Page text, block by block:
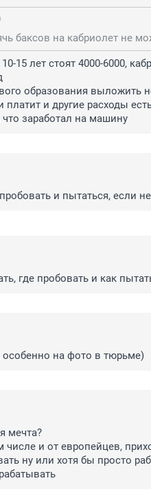
баксов на кабриолет не
15 лет стоят 4000-6000,
образования выложить
и другие расходы
заработал на машину
и пытаться, если
где пробовать и как
на фото в тюрьме)
мечта?
числе и от европейцев,
ну или хотя бы просто